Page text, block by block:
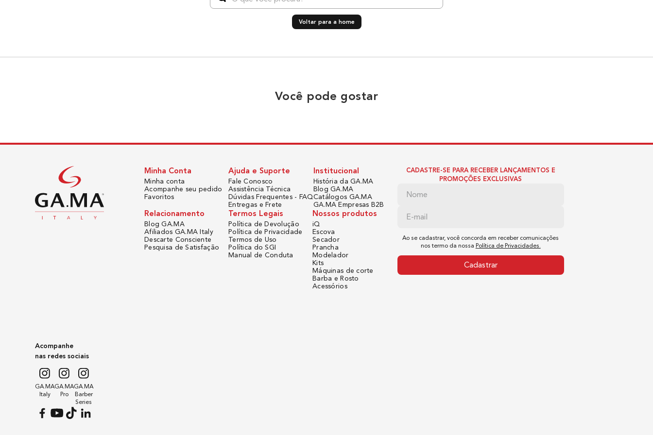
Voltar para a home
Você pode gostar
Acompanhe
nas redes sociais
GA.MA
Italy
GA.MA
Pro
GA.MA
Barber
Series
Minha Conta
Minha conta
Acompanhe seu pedido
Favoritos
Ajuda e Suporte
Fale Conosco
Assistência Técnica
Dúvidas Frequentes - FAQ
Entregas e Frete
Institucional
História da GA.MA
Blog GA.MA
Catálogos GA.MA
GA.MA Empresas B2B
Relacionamento
Blog GA.MA
Afiliados GA.MA Italy
Descarte Consciente
Pesquisa de Satisfação
Termos Legais
Política de Devolução
Política de Privacidade
Termos de Uso
Política do SGI
Manual de Conduta
Nossos produtos
iQ
Escova
Secador
Prancha
Modelador
Kits
Máquinas de corte
Barba e Rosto
Acessórios
CADASTRE-SE PARA RECEBER LANÇAMENTOS E
PROMOÇÕES EXCLUSIVAS
Ao se cadastrar, você concorda em receber comunicações
nos termo da nossa Política de Privacidades.
Cadastrar